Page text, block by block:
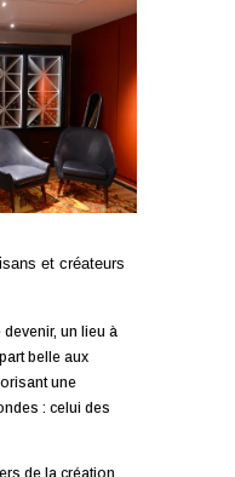
et créateurs
un lieu à
belle aux
une
: celui des